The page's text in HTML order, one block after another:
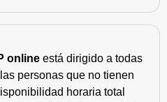
online está dirigido a todas
personas que no tienen
horaria total